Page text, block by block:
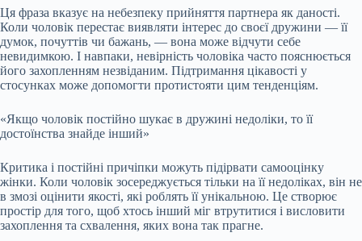
Ця фраза вказує на небезпеку прийняття партнера як даності.
Коли чоловік перестає виявляти інтерес до своєї дружини — її
думок, почуттів чи бажань, — вона може відчути себе
невидимкою. І навпаки, невірність чоловіка часто пояснюється
його захопленням незвіданим. Підтримання цікавості у
стосунках може допомогти протистояти цим тенденціям.
«Якщо чоловік постійно шукає в дружині недоліки, то її
достоїнства знайде інший»
Критика і постійні причіпки можуть підірвати самооцінку
жінки. Коли чоловік зосереджується тільки на її недоліках, він не
в змозі оцінити якості, які роблять її унікальною. Це створює
простір для того, щоб хтось інший міг втрутитися і висловити
захоплення та схвалення, яких вона так прагне.